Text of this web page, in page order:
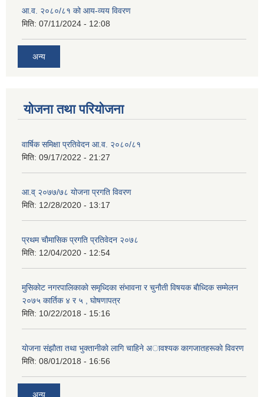
आ.व. २०८०/८१ को आय-व्यय विवरण
मिति: 07/11/2024 - 12:08
अन्य
योजना तथा परियोजना
वार्षिक समिक्षा प्रतिवेदन आ.व. २०८०/८१
मिति: 09/17/2022 - 21:27
आ.व् २०७७/७८ योजना प्रगति विवरण
मिति: 12/28/2020 - 13:17
प्रथम चाैमासिक प्रगति प्रतिवेदन २०७८
मिति: 12/04/2020 - 12:54
मुसिकाेट नगरपालिकाकाे समृध्दिका संभावना र चुनाैती विषयक बाैध्दिक सम्मेलन
२०७५ कार्तिक ४ र ५ , घाेषणापत्र
मिति: 10/22/2018 - 15:16
याेजना संझाैता तथा भुक्तानीकाे लागि चाहिने अावश्यक कागजातहरूकाे विवरण
मिति: 08/01/2018 - 16:56
अन्य